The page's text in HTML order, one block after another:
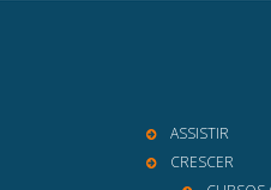
ASSISTIR
CRESCER